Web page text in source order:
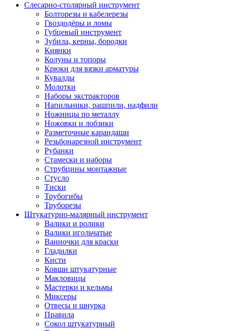
Слесарно-столярный инструмент
Болторезы и кабелерезы
Гвоздодёры и ломы
Губцевый инструмент
Зубила, керны, бородки
Киянки
Колуны и топоры
Крюки для вязки арматуры
Кувалды
Молотки
Наборы экстракторов
Напильники, рашпили, надфили
Ножницы по металлу
Ножовки и лобзики
Разметочные карандаши
Резьбонарезной инструмент
Рубанки
Стамески и наборы
Струбцины монтажные
Стусло
Тиски
Трубогибы
Труборезы
Штукатурно-малярный инструмент
Валики и ролики
Валики игольчатые
Ванночки для краски
Гладилки
Кисти
Ковши штукатурные
Макловицы
Мастерки и кельмы
Миксеры
Отвесы и шнурка
Правила
Сокол штукатурный